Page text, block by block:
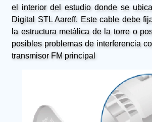
el interior del estudio donde se
Digital STL Aareff. Este cable debe
la estructura metálica de la torre o
posibles problemas de interferencia
transmisor FM principal